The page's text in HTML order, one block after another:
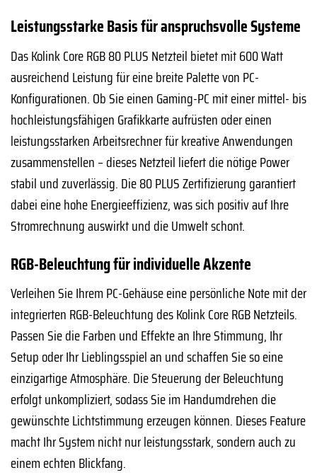
Leistungsstarke Basis für anspruchsvolle Systeme
Das Kolink Core RGB 80 PLUS Netzteil bietet mit 600 Watt
ausreichend Leistung für eine breite Palette von PC-
Konfigurationen. Ob Sie einen Gaming-PC mit einer mittel- bis
hochleistungsfähigen Grafikkarte aufrüsten oder einen
leistungsstarken Arbeitsrechner für kreative Anwendungen
zusammenstellen – dieses Netzteil liefert die nötige Power
stabil und zuverlässig. Die 80 PLUS Zertifizierung garantiert
dabei eine hohe Energieeffizienz, was sich positiv auf Ihre
Stromrechnung auswirkt und die Umwelt schont.
RGB-Beleuchtung für individuelle Akzente
Verleihen Sie Ihrem PC-Gehäuse eine persönliche Note mit der
integrierten RGB-Beleuchtung des Kolink Core RGB Netzteils.
Passen Sie die Farben und Effekte an Ihre Stimmung, Ihr
Setup oder Ihr Lieblingsspiel an und schaffen Sie so eine
einzigartige Atmosphäre. Die Steuerung der Beleuchtung
erfolgt unkompliziert, sodass Sie im Handumdrehen die
gewünschte Lichtstimmung erzeugen können. Dieses Feature
macht Ihr System nicht nur leistungsstark, sondern auch zu
einem echten Blickfang.